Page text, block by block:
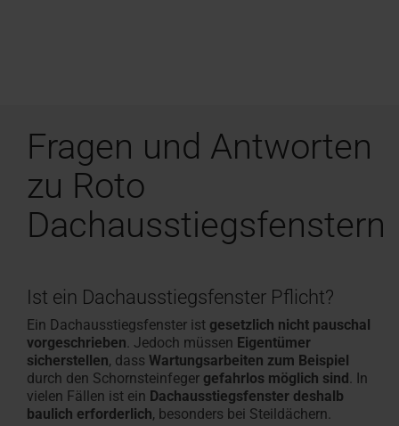
Fragen und Antworten
zu Roto
Dachausstiegsfenstern
Ist ein Dachausstiegsfenster Pflicht?
Ein Dachausstiegsfenster ist gesetzlich nicht pauschal
vorgeschrieben . Jedoch müssen Eigentümer
sicherstellen, dass Wartungsarbeiten zum Beispiel
durch den Schornsteinfeger gefahrlos möglich sind . In
vielen Fällen ist ein Dachausstiegsfenster deshalb
baulich erforderlich, besonders bei Steildächern.